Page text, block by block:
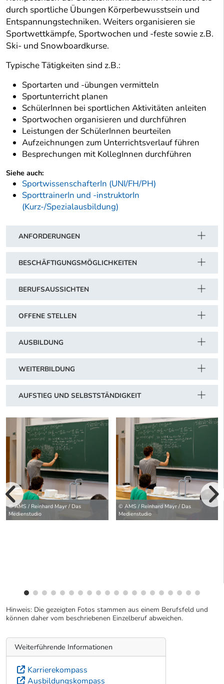
durch sportliche Übungen Körperbewusstsein und
Entspannungstechniken. Weiters organisieren sie
Sportwettkämpfe, Sportwochen und -feste sowie z.B.
Ski- und Snowboardkurse.
Typische Tätigkeiten sind z.B.:
Sportarten und -übungen vermitteln
Sportunterricht planen
SchülerInnen bei sportlichen Aktivitäten anleiten
Sportwochen organisieren und durchführen
Leistungen der SchülerInnen beurteilen
Aufzeichnungen zum Unterrichtsverlauf führen
Besprechungen mit KollegInnen durchführen
Siehe auch:
SportwissenschafterIn (UNI/FH/PH)
SporttrainerIn und -instruktorIn
(Kurz-/Spezialausbildung)
ANFORDERUNGEN
BESCHÄFTIGUNGSMÖGLICHKEITEN
BERUFSAUSSICHTEN
OFFENE STELLEN
AUSBILDUNG
WEITERBILDUNG
AUFSTIEG UND SELBSTSTÄNDIGKEIT
© AMS / Reinhard Mayr / Das
Medienstudio
© AMS / Reinhard Mayr / Das
Medienstudio
Hinweis: Die gezeigten Fotos stammen aus einem Berufsfeld und
können daher vom beschriebenen Einzelberuf abweichen.
Weiterführende Informationen
Karrierekompass
Ausbildungskompass